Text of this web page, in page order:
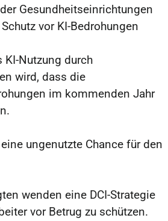
Gesundheitseinrichtungen
vor KI-Bedrohungen
KI-Nutzung durch
wird, dass die
im kommenden Jahr
ungenutzte Chance für den
wenden eine DCI-Strategie
vor Betrug zu schützen.